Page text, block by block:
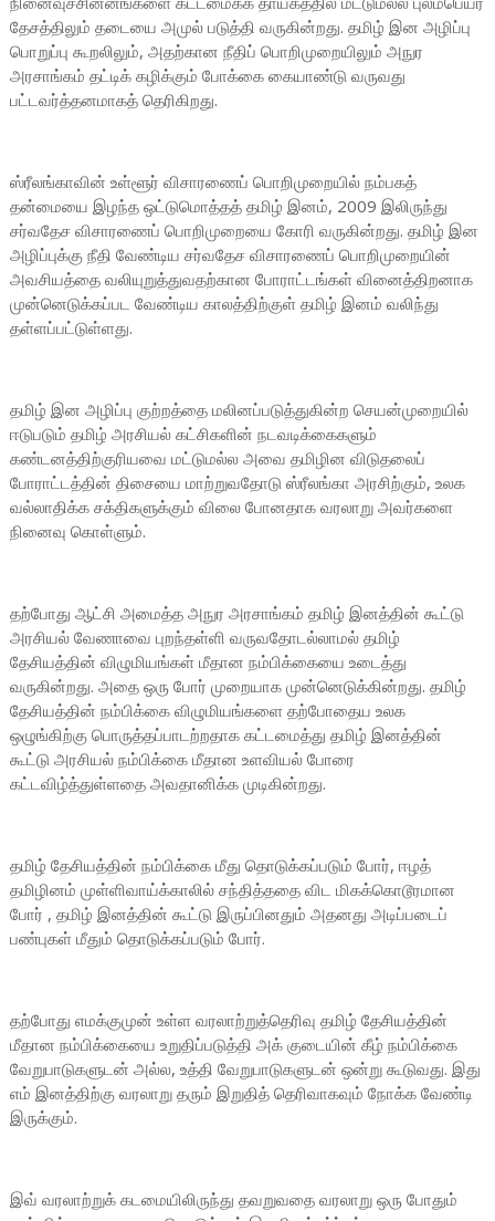
தேசத்திலும் தடையை அமுல் படுத்தி வருகின்றது. தமிழ் இன அழிப்பு
பொறுப்பு கூறலிலும், அதற்கான நீதிப் பொறிமுறையிலும் அநுர
அரசாங்கம் தட்டிக் கழிக்கும் போக்கை கையாண்டு வருவது
பட்டவர்த்தனமாகத் தெரிகிறது.
ஸ்ரீலங்காவின் உள்ளூர் விசாரணைப் பொறிமுறையில் நம்பகத்
தன்மையை இழந்த ஒட்டுமொத்தத் தமிழ் இனம், 2009 இலிருந்து
சர்வதேச விசாரணைப் பொறிமுறையை கோரி வருகின்றது. தமிழ் இன
அழிப்புக்கு நீதி வேண்டிய சர்வதேச விசாரணைப் பொறிமுறையின்
அவசியத்தை வலியுறுத்துவதற்கான போராட்டங்கள் வினைத்திறனாக
முன்னெடுக்கப்பட வேண்டிய காலத்திற்குள் தமிழ் இனம் வலிந்து
தள்ளப்பட்டுள்ளது.
தமிழ் இன அழிப்பு குற்றத்தை மலினப்படுத்துகின்ற செயன்முறையில்
ஈடுபடும் தமிழ் அரசியல் கட்சிகளின் நடவடிக்கைகளும்
கண்டனத்திற்குரியவை மட்டுமல்ல அவை தமிழின விடுதலைப்
போராட்டத்தின் திசையை மாற்றுவதோடு ஸ்ரீலங்கா அரசிற்கும், உலக
வல்லாதிக்க சக்திகளுக்கும் விலை போனதாக வரலாறு அவர்களை
நினைவு கொள்ளும்.
தற்போது ஆட்சி அமைத்த அநுர அரசாங்கம் தமிழ் இனத்தின் கூட்டு
அரசியல் வேணாவை புறந்தள்ளி வருவதோடல்லாமல் தமிழ்
தேசியத்தின் விழுமியங்கள் மீதான நம்பிக்கையை உடைத்து
வருகின்றது. அதை ஒரு போர் முறையாக முன்னெடுக்கின்றது. தமிழ்
தேசியத்தின் நம்பிக்கை விழுமியங்களை தற்போதைய உலக
ஒழுங்கிற்கு பொருத்தப்பாடற்றதாக கட்டமைத்து தமிழ் இனத்தின்
கூட்டு அரசியல் நம்பிக்கை மீதான உளவியல் போரை
கட்டவிழ்த்துள்ளதை அவதானிக்க முடிகின்றது.
தமிழ் தேசியத்தின் நம்பிக்கை மீது தொடுக்கப்படும் போர், ஈழத்
தமிழினம் முள்ளிவாய்க்காலில் சந்தித்ததை விட மிகக்கொடூரமான
போர் , தமிழ் இனத்தின் கூட்டு இருப்பினதும் அதனது அடிப்படைப்
பண்புகள் மீதும் தொடுக்கப்படும் போர்.
தற்போது எமக்குமுன் உள்ள வரலாற்றுத்தெரிவு தமிழ் தேசியத்தின்
மீதான நம்பிக்கையை உறுதிப்படுத்தி அக் குடையின் கீழ் நம்பிக்கை
வேறுபாடுகளுடன் அல்ல, உத்தி வேறுபாடுகளுடன் ஒன்று கூடுவது. இது
எம் இனத்திற்கு வரலாறு தரும் இறுதித் தெரிவாகவும் நோக்க வேண்டி
இருக்கும்.
இவ் வரலாற்றுக் கடமையிலிருந்து தவறுவதை வரலாறு ஒரு போதும்